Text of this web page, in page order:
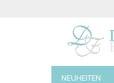
NEUHEITEN